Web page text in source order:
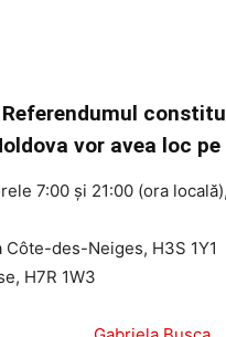
vor avea loc
7:00 și 21:00 (ora
des-Neiges, H3S 1Y1
H7R 1W3